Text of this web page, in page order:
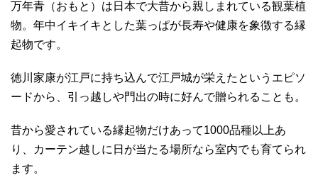
万年青（おもと）は日本で大昔から親しまれている観葉植
物。年中イキイキとした葉っぱが長寿や健康を象徴する縁
起物です。
徳川家康が江戸に持ち込んで江戸城が栄えたというエピソ
ードから、引っ越しや門出の時に好んで贈られることも。
昔から愛されている縁起物だけあって1000品種以上あ
り、カーテン越しに日が当たる場所なら室内でも育てられ
ます。